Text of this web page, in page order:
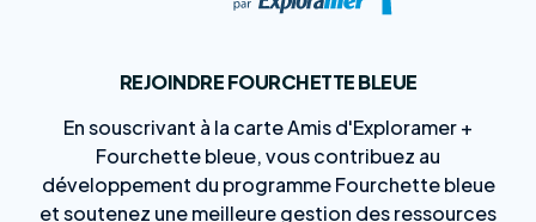
REJOINDRE FOURCHETTE BLEUE
En souscrivant à la carte Amis d'Exploramer +
Fourchette bleue, vous contribuez au
développement du programme Fourchette bleue
et soutenez une meilleure gestion des ressources